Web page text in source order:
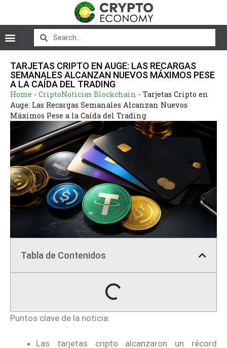
TARJETAS CRIPTO EN AUGE: LAS RECARGAS
SEMANALES ALCANZAN NUEVOS MÁXIMOS PESE
A LA CAÍDA DEL TRADING
Home - CriptoNoticias Blockchain - Tarjetas Cripto en
Auge: Las Recargas Semanales Alcanzan Nuevos
Máximos Pese a la Caída del Trading
Tabla de Contenidos
Puntos clave de la noticia:
Las tarjetas cripto alcanzaron un récord